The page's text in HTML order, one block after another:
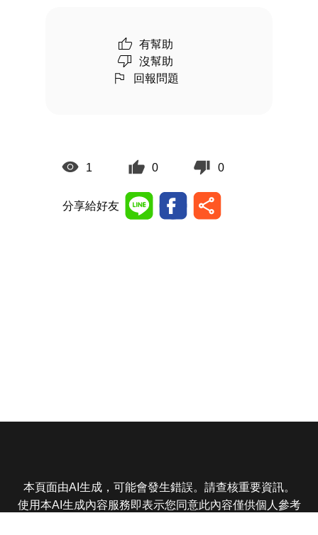
有幫助
沒幫助
回報問題
1 0 0
分享給好友
本頁面由AI生成，可能會發生錯誤。請查核重要資訊。
使用本AI生成內容服務即表示您同意此內容僅供個人參考